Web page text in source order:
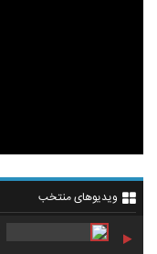
ویدیوهای منتخب